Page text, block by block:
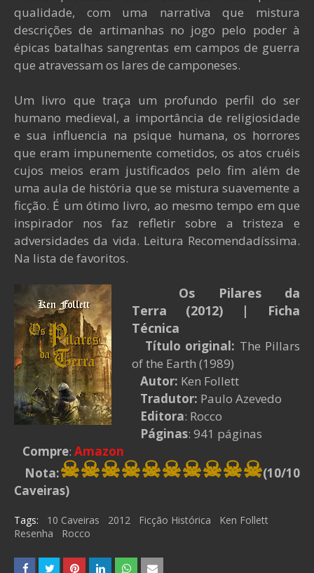
qualidade, com uma narrativa que mistura
descrições de artimanhas no jogo pelo poder à
épicas batalhas sangrentas em campos de guerra
que atravessam os lares de camponeses.
Um livro que traça um profundo perfil do ser
humano medieval, a importância de religiosidade
e sua influencia na psique humana, os horrores
que eram impunemente cometidos, os atos cruéis
cujos meios eram justificados pelo fim além de
uma aula de história que se mistura suavemente a
ficção. É um ótimo livro, ao mesmo tempo em que
inspirador nos faz refletir sobre a tristeza e
adversidades da vida. Leitura Recomendadíssima.
Na lista de favoritos.
Os Pilares da
Terra (2012)
| Ficha
Técnica
Título original: The Pillars
of the Earth (1989)
Autor: Ken Follett
Tradutor: Paulo Azevedo
Editora: Rocco
Páginas: 941 páginas
Compre: Amazon
Nota:☠☠☠☠☠☠☠☠☠☠(10/10
Caveiras)
Tags: 10 Caveiras 2012 Ficção Histórica
Ken Follett
Resenha
Rocco